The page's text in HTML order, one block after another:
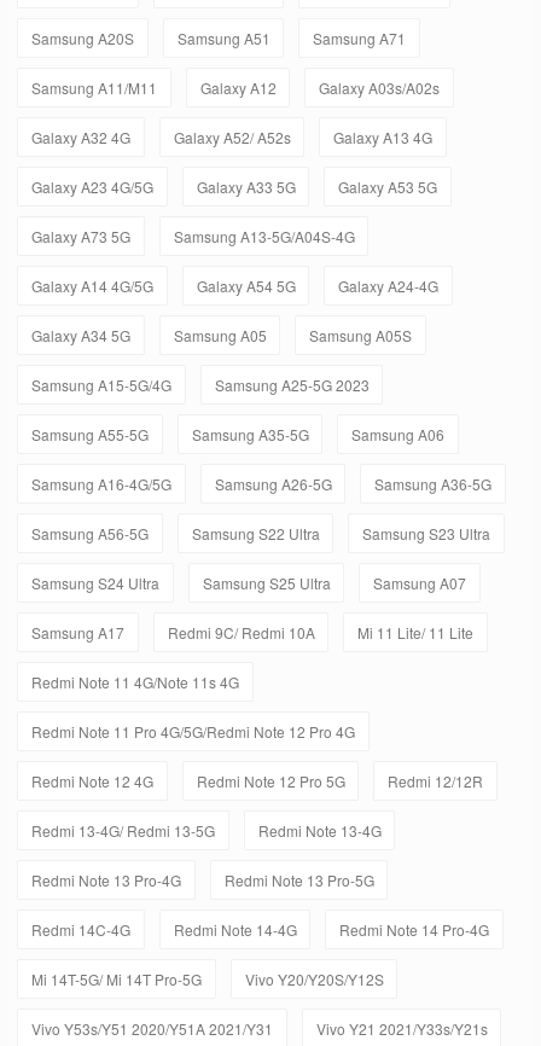
Samsung A20S Samsung A51 Samsung A71
Samsung A11/M11 Galaxy A12 Galaxy A03s/A02s
Galaxy A32 4G Galaxy A52/ A52s Galaxy A13 4G
Galaxy A23 4G/5G Galaxy A33 5G Galaxy A53 5G
Galaxy A73 5G Samsung A13-5G/A04S-4G
Galaxy A14 4G/5G Galaxy A54 5G Galaxy A24-4G
Galaxy A34 5G Samsung A05 Samsung A05S
Samsung A15-5G/4G Samsung A25-5G 2023
Samsung A55-5G Samsung A35-5G Samsung A06
Samsung A16-4G/5G Samsung A26-5G Samsung A36-5G
Samsung A56-5G Samsung S22 Ultra Samsung S23 Ultra
Samsung S24 Ultra Samsung S25 Ultra Samsung A07
Samsung A17 Redmi 9C/ Redmi 10A Mi 11 Lite/ 11 Lite
Redmi Note 11 4G/Note 11s 4G
Redmi Note 11 Pro 4G/5G/Redmi Note 12 Pro 4G
Redmi Note 12 4G Redmi Note 12 Pro 5G Redmi 12/12R
Redmi 13-4G/ Redmi 13-5G Redmi Note 13-4G
Redmi Note 13 Pro-4G Redmi Note 13 Pro-5G
Redmi 14C-4G Redmi Note 14-4G Redmi Note 14 Pro-4G
Mi 14T-5G/ Mi 14T Pro-5G Vivo Y20/Y20S/Y12S
Vivo Y53s/Y51 2020/Y51A 2021/Y31 Vivo Y21 2021/Y33s/Y21s